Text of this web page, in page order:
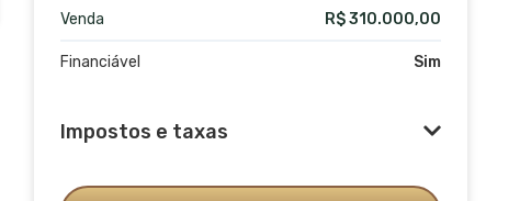
Venda R$ 310.000,00
Financiável Sim
Impostos e taxas